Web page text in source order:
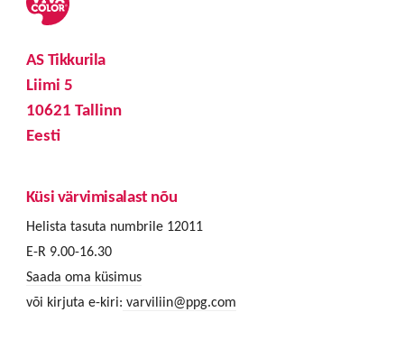
AS Tikkurila
Liimi 5
10621 Tallinn
Eesti
Küsi värvimisalast nõu
Helista tasuta numbrile 12011
E-R 9.00-16.30
Saada oma küsimus
või kirjuta e-kiri: varviliin@ppg.com